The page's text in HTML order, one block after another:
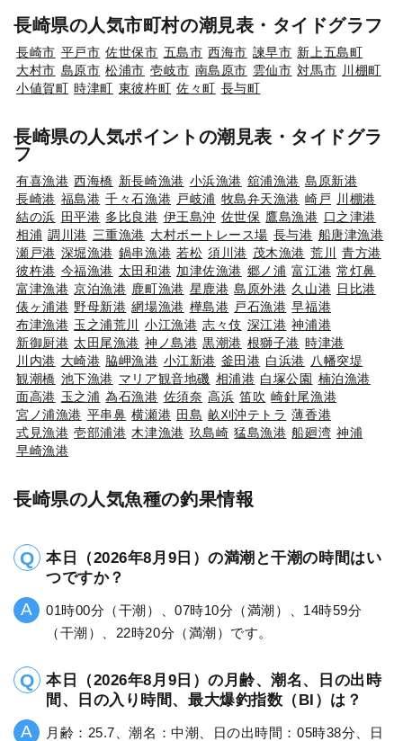
長崎県の人気市町村の潮見表・タイドグラフ
長崎市 平戸市 佐世保市 五島市 西海市 諫早市 新上五島町
大村市 島原市 松浦市 壱岐市 南島原市 雲仙市 対馬市 川棚町
小値賀町 時津町 東彼杵町 佐々町 長与町
長崎県の人気ポイントの潮見表・タイドグラ
フ
有喜漁港 西海橋 新長崎漁港 小浜漁港 舘浦漁港 島原新港
長崎港 福島港 千々石漁港 戸岐浦 牧島弁天漁港 崎戸
川棚港
結の浜 田平港 多比良港 伊王島沖 佐世保 鷹島漁港 口之津港
相浦 調川港 三重漁港 大村ボートレース場 長与港 船唐津漁港
瀬戸港 深堀漁港 鍋串漁港 若松 須川港 茂木漁港 荒川 青方港
彼杵港 今福漁港 太田和港 加津佐漁港 郷ノ浦 富江港 常灯鼻
富津漁港 京泊漁港 鹿町漁港 星鹿港 島原外港 久山港 日比港
俵ヶ浦港 野母新港 網場漁港 樺島港 戸石漁港 早福港
布津漁港 玉之浦荒川 小江漁港 志々伎 深江港 神浦港
新御厨港 太田尾漁港 神ノ島港 黒潮港 根獅子港 時津港
川内港 大崎港 脇岬漁港 小江新港 釜田港 白浜港 八幡突堤
観潮橋 池下漁港 マリア観音地磯 相浦港 白塚公園 楠泊漁港
面高港 玉之浦 為石漁港 佐須奈 高浜 笛吹 崎針尾漁港
宮ノ浦漁港 平串鼻 横瀬港 田島 畝刈沖テトラ 薄香港
式見漁港 壱部浦港 木津漁港 玖島崎 猛島漁港 船廻湾 神浦
早崎漁港
長崎県の人気魚種の釣果情報
本日（2026年8月9日）の満潮と干潮の時間はい
つですか？
01時00分（干潮）、07時10分（満潮）、14時59分
（干潮）、22時20分（満潮）です。
本日（2026年8月9日）の月齢、潮名、日の出時
間、日の入り時間、最大爆釣指数（BI）は？
月齢：25.7、潮名：中潮、日の出時間：05時38分、日